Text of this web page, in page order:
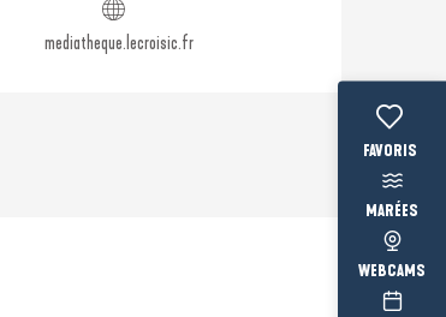
Voir les
MARÉES
WEBCAMS
mediatheque.lecroisic.fr